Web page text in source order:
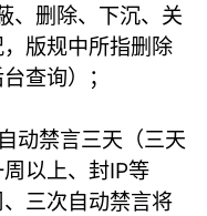
、删除、下沉、关
版规中所指删除
查询）；
动禁言三天（三天
以上、封IP等
、三次自动禁言将